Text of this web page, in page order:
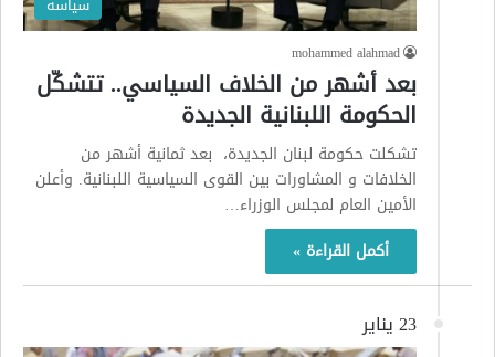
mohammed alahmad
بعد أشهر من الخلاف السياسي.. تتشكّل
الحكومة اللبنانية الجديدة
تشكلت حكومة لبنان الجديدة، بعد ثمانية أشهر من
الخلافات و المشاورات بين القوى السياسية اللبنانية. وأعلن
الأمين العام لمجلس الوزراء…
أكمل القراءة »
23 يناير